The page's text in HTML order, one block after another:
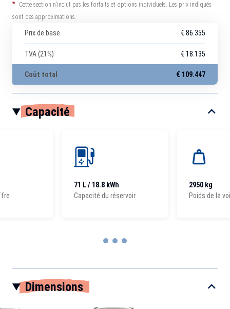
*
Cette section n’inclut pas les forfaits et options individuels. Les prix indiqués
sont des approximations.
Prix de base € 86.355
TVA (21%) € 18.135
Coût total € 109.447
Capacité
71 L / 18.8 kWh
Capacité du réservoir
2950 kg
Poids de la
Dimensions